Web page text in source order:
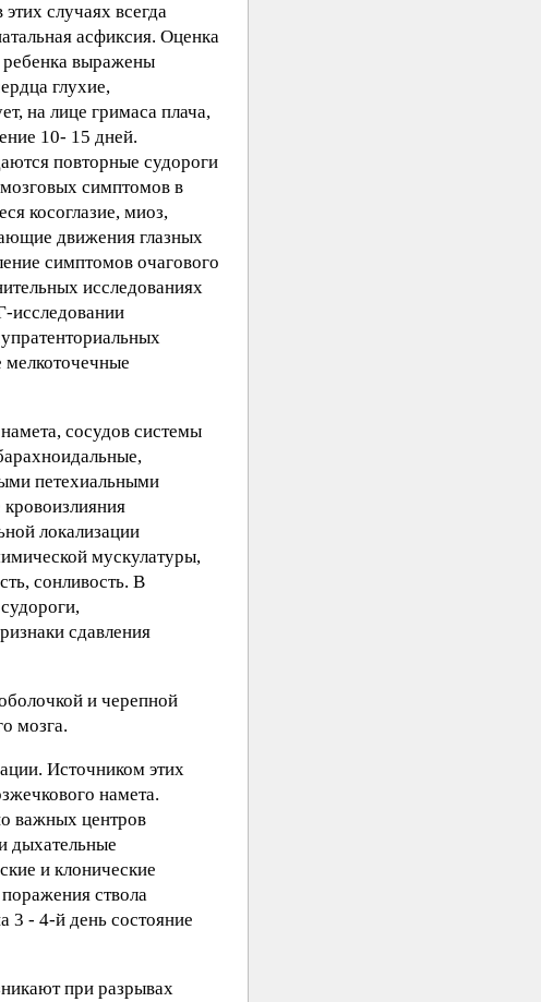
случаях всегда
асфиксия. Оценка
ребенка выражены
глухие,
на лице гримаса плача,
10- 15 дней.
повторные судороги
симптомов в
косоглазие, миоз,
движения глазных
симптомов очагового
исследованиях
исследовании
мелкоточечные
сосудов системы
петехиальными
локализации
мускулатуры,
сонливость. В
сдавления
и черепной
мозга.
Источником этих
намета.
важных центров
дыхательные
и клонические
ствола
3 - 4-й день состояние
при разрывах